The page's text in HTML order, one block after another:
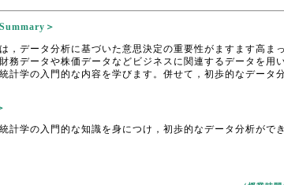
＞
，データ分析に基づいた意思決定の重要性がますます高ま
務データや株価データなどビジネスに関連するデータを用
計学の入門的な内容を学びます。併せて，初歩的なデータ
計学の入門的な知識を身につけ，初歩的なデータ分析がで